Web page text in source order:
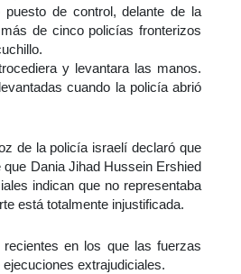
de control, delante de la
de cinco policías fronterizos
y levantara las manos.
cuando la policía abrió
de la policía israelí declaró que
Dania Jihad Hussein Ershied
indican que no representaba
está totalmente injustificada.
en los que las fuerzas
extrajudiciales.